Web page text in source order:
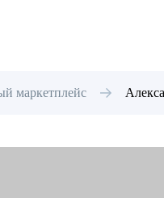
маркетплейс